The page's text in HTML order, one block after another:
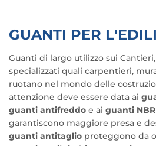
GUANTI PER
Guanti di largo utilizzo sui
specializzati quali carpentieri,
ruotano nel mondo delle
attenzione deve essere data ai
guanti antifreddo e ai guanti NBR
garantiscono maggiore presa e
guanti antitaglio proteggono da